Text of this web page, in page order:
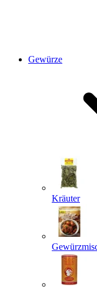
Gewürze
Kräuter